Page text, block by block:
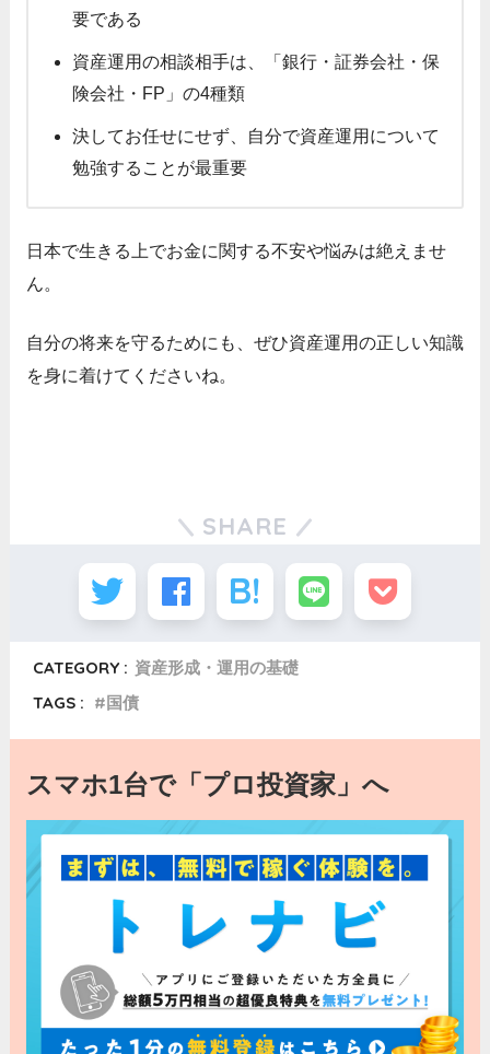
要である
資産運用の相談相手は、「銀行・証券会社・保
険会社・FP」の4種類
決してお任せにせず、自分で資産運用について
勉強することが最重要
日本で生きる上でお金に関する不安や悩みは絶えませ
ん。
自分の将来を守るためにも、ぜひ資産運用の正しい知識
を身に着けてくださいね。
SHARE
CATEGORY : 資産形成・運用の基礎
TAGS :
国債
スマホ1台で「プロ投資家」へ